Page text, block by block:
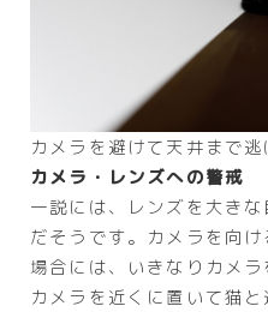
カメラを避けて天井まで逃
カメラ・レンズへの警戒
一説には、レンズを大き
だそうです。カメラを向
場合には、いきなりカメラ
カメラを近くに置いて猫